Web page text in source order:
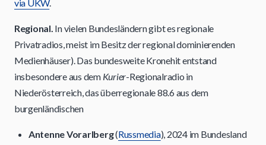
via UKW.
Regional. In vielen Bundesländern gibt es regionale
Privatradios, meist im Besitz der regional dominierenden
Medienhäuser). Das bundesweite Kronehit entstand
insbesondere aus dem Kurier-Regionalradio in
Niederösterreich, das überregionale 88.6 aus dem
burgenländischen
Antenne Vorarlberg(Russmedia), 2024 im Bundesland